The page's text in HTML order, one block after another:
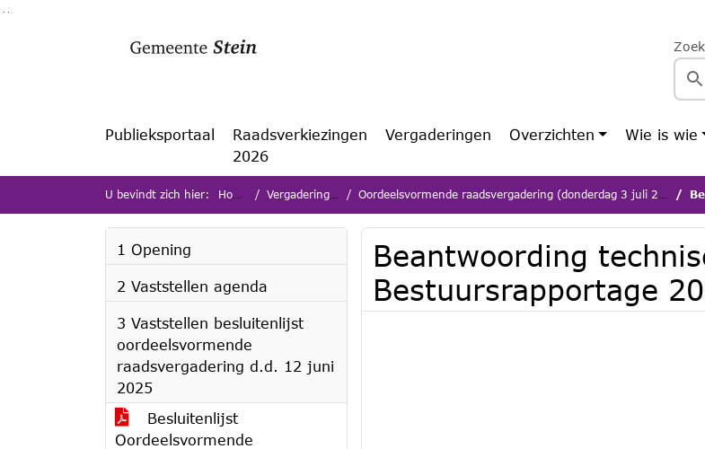
Publieksportaal
Raadsverkiezingen
2026
Vergaderingen Overzichten Wie is wie
U bevindt zich hier: Home Vergaderingen Oordeelsvormende raadsvergadering (donderdag 3 juli 2025)
1 Opening
2 Vaststellen agenda
3 Vaststellen besluitenlijst
oordeelsvormende
raadsvergadering d.d. 12 juni
2025
Besluitenlijst
Oordeelsvormende
Beantwoording
Bestuursrapportage